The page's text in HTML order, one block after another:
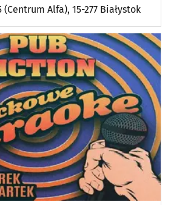
Alfa), 15-277 Białystok